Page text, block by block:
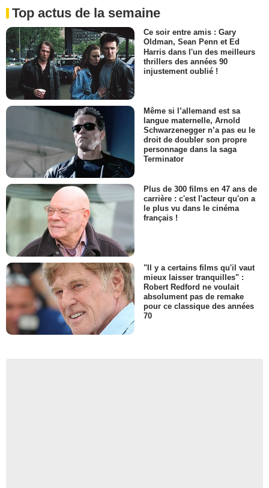
Top actus de la semaine
Ce soir entre amis : Gary
Oldman, Sean Penn et Ed
Harris dans l'un des meilleurs
thrillers des années 90
injustement oublié !
Même si l’allemand est sa
langue maternelle, Arnold
Schwarzenegger n’a pas eu le
droit de doubler son propre
personnage dans la saga
Terminator
Plus de 300 films en 47 ans de
carrière : c'est l'acteur qu'on a
le plus vu dans le cinéma
français !
"Il y a certains films qu'il vaut
mieux laisser tranquilles" :
Robert Redford ne voulait
absolument pas de remake
pour ce classique des années
70